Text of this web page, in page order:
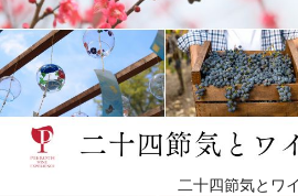
二十四節気とワ